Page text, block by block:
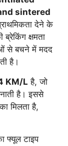
sintered
देने के
क्षमता
से बचने में मदद
है।
KM/L है, जो
है। इससे
मिलता है,
फ्यूल टाइप